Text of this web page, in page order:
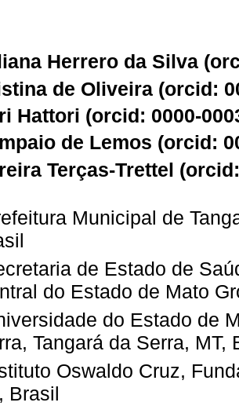
Herrero da Silva (
de Oliveira (orcid:
Hattori (orcid: 0000-
de Lemos (orcid:
Terças-Trettel (
Municipal de
de Estado de
do Estado de Mato
do Estado de
Tangará da Serra, MT,
Oswaldo Cruz,
Brasil